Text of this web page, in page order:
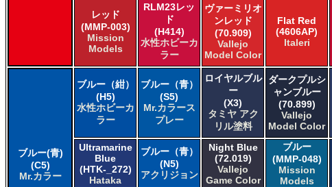
タミヤ タミヤ エアーモデルスプレー
タミヤ タミヤ エナメル塗料
タミヤ タミヤ トップコート/サーフェイサー/プライマー
タミヤ タミヤ ラッカー塗料
タミヤ タミヤスプレー
タミヤ タミヤスプレー
ＧＳＩクレオス Mr.カラー
ＧＳＩクレオス Mr.カラー GX
ＧＳＩクレオス Mr.カラー 色ノ源
ＧＳＩクレオス Mr.カラー スーパーメタリック
ＧＳＩクレオス Mr.カラー スーパーメタリック 2
ＧＳＩクレオス Mr.カラースプレー
ＧＳＩクレオス Mr.クリアカラーGX
レッド
(MMP-003)
Mission
Models
RLM23レッ
ド
(H414)
水性ホビーカ
ラー
ヴァーミリオ
ンレッド
(70.909)
Vallejo
Model Color
Flat Red
(4606AP)
Italeri
ブルー(青)
(C5)
Mr.カラー
ブルー（紺）
(H5)
水性ホビーカ
ラー
ブルー（青）
(S5)
Mr.カラース
プレー
ロイヤルブル
ー
(X3)
タミヤ アク
リル塗料
ダークプルシ
ャンブルー
(70.899)
Vallejo
Model Color
Ultramarine
Blue
(HTK-_272)
Hataka
ブルー（青）
(N5)
アクリジョン
Night Blue
(72.019)
Vallejo
Game Color
ブルー
(MMP-048)
Mission
Models